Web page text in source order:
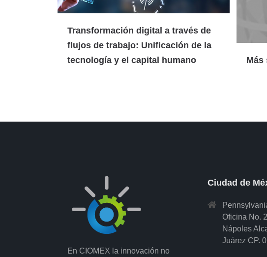
Transformación digital a través de
flujos de trabajo: Unificación de la
tecnología y el capital humano
Más
En CIOMEX la innovación no
Ciudad de
Oficina No.
Nápoles
Juárez CP.